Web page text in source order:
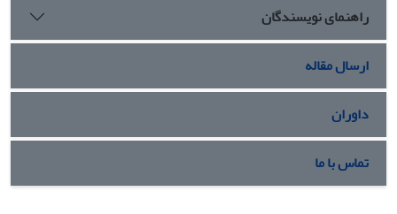
راهنمای نویسندگان
ارسال مقاله
داوران
تماس با ما